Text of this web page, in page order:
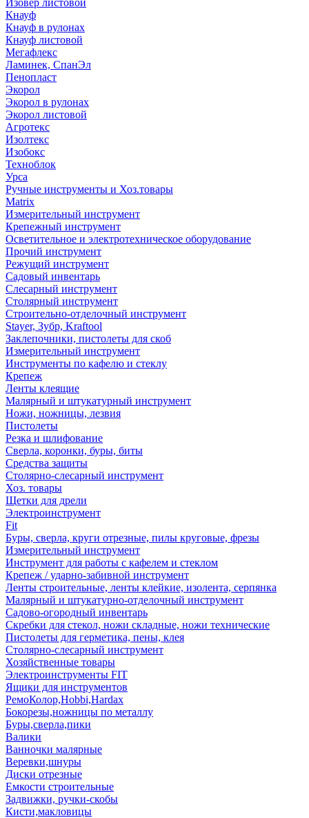
Изовер листовой
Кнауф
Кнауф в рулонах
Кнауф листовой
Мегафлекс
Ламинек, СпанЭл
Пенопласт
Экорол
Экорол в рулонах
Экорол листовой
Агротекс
Изолтекс
Изобокс
Техноблок
Урса
Ручные инструменты и Хоз.товары
Matrix
Измерительный инструмент
Крепежный инструмент
Осветительное и электротехническое оборудование
Прочий инструмент
Режущий инструмент
Садовый инвентарь
Слесарный инструмент
Столярный инструмент
Строительно-отделочный инструмент
Stayer, Зубр, Kraftool
Заклепочники, пистолеты для скоб
Измерительный инструмент
Инструменты по кафелю и стеклу
Крепеж
Ленты клеящие
Малярный и штукатурный инструмент
Ножи, ножницы, лезвия
Пистолеты
Резка и шлифование
Сверла, коронки, буры, биты
Средства защиты
Столярно-слесарный инструмент
Хоз. товары
Щетки для дрели
Электроинструмент
Fit
Буры, сверла, круги отрезные, пилы круговые, фрезы
Измерительный инструмент
Инструмент для работы с кафелем и стеклом
Крепеж / ударно-забивной инструмент
Ленты строительные, ленты клейкие, изолента, серпянка
Малярный и штукатурно-отделочный инструмент
Садово-огородный инвентарь
Скребки для стекол, ножи складные, ножи технические
Пистолеты для герметика, пены, клея
Столярно-слесарный инструмент
Хозяйственные товары
Электроинструменты FIT
Ящики для инструментов
РемоКолор,Hobbi,Hardax
Бокорезы,ножницы по металлу
Буры,сверла,пики
Валики
Ванночки малярные
Веревки,шнуры
Диски отрезные
Емкости строительные
Задвижки, ручки-скобы
Кисти,макловицы